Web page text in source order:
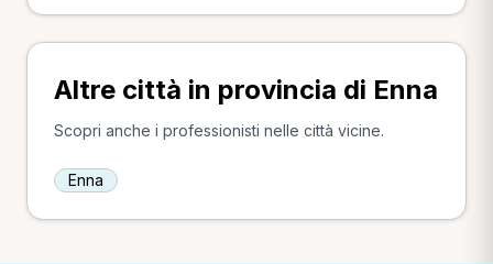
Altre città in provincia di Enna
Scopri anche i professionisti nelle città vicine.
Enna